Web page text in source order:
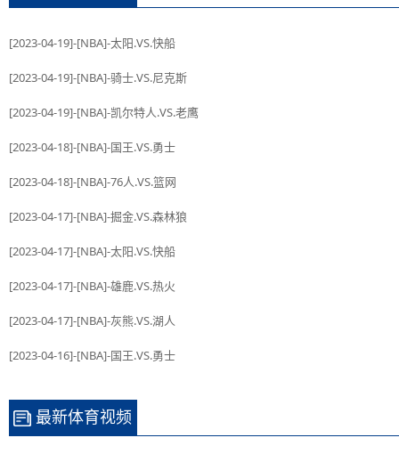
[2023-04-19]-[NBA]-太阳.VS.快船
[2023-04-19]-[NBA]-骑士.VS.尼克斯
[2023-04-19]-[NBA]-凯尔特人.VS.老鹰
[2023-04-18]-[NBA]-国王.VS.勇士
[2023-04-18]-[NBA]-76人.VS.篮网
[2023-04-17]-[NBA]-掘金.VS.森林狼
[2023-04-17]-[NBA]-太阳.VS.快船
[2023-04-17]-[NBA]-雄鹿.VS.热火
[2023-04-17]-[NBA]-灰熊.VS.湖人
[2023-04-16]-[NBA]-国王.VS.勇士
最新体育视频